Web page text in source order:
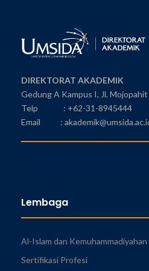
DIREKTORAT AKADEMIK
Gedung A Kampus I, Jl.
Telp : +62-31-8945444
Email :
Lembaga
Al-Islam dan Kemuhammadiyahan
Sertifikasi Profesi